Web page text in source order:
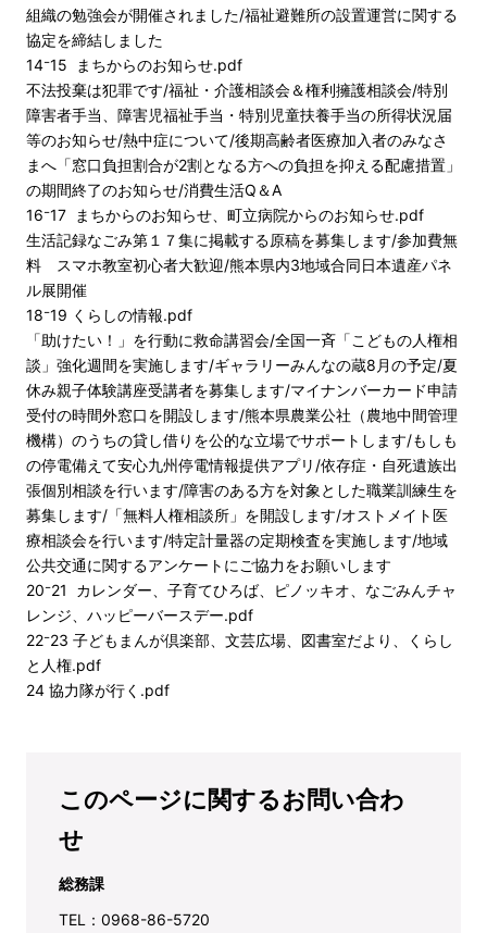
組織の勉強会が開催されました/福祉避難所の設置運営に関する
協定を締結しました
14⁻15 まちからのお知らせ.pdf
不法投棄は犯罪です/福祉・介護相談会＆権利擁護相談会/特別
障害者手当、障害児福祉手当・特別児童扶養手当の所得状況届
等のお知らせ/熱中症について/後期高齢者医療加入者のみなさ
まへ「窓口負担割合が2割となる方への負担を抑える配慮措置」
の期間終了のお知らせ/消費生活Q＆A
16⁻17 まちからのお知らせ、町立病院からのお知らせ.pdf
生活記録なごみ第１７集に掲載する原稿を募集します/参加費無
料 スマホ教室初心者大歓迎/熊本県内3地域合同日本遺産パネ
ル展開催
18⁻19 くらしの情報.pdf
「助けたい！」を行動に救命講習会/全国一斉「こどもの人権相
談」強化週間を実施します/ギャラリーみんなの蔵8月の予定/夏
休み親子体験講座受講者を募集します/マイナンバーカード申請
受付の時間外窓口を開設します/熊本県農業公社（農地中間管理
機構）のうちの貸し借りを公的な立場でサポートします/もしも
の停電備えて安心九州停電情報提供アプリ/依存症・自死遺族出
張個別相談を行います/障害のある方を対象とした職業訓練生を
募集します/「無料人権相談所」を開設します/オストメイト医
療相談会を行います/特定計量器の定期検査を実施します/地域
公共交通に関するアンケートにご協力をお願いします
20⁻21 カレンダー、子育てひろば、ピノッキオ、なごみんチャ
レンジ、ハッピーバースデー.pdf
22⁻23 子どもまんが倶楽部、文芸広場、図書室だより、くらし
と人権.pdf
24 協力隊が行く.pdf
このページに関するお問い合わ
せ
総務課
TEL：0968-86-5720